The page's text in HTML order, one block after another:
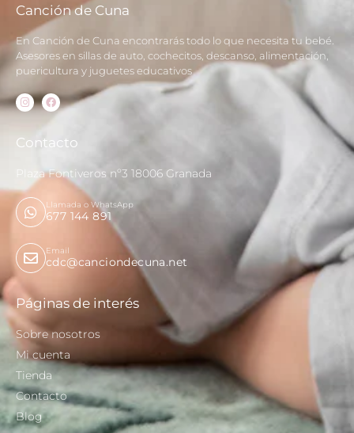
Canción de Cuna
En Canción de Cuna encontrarás todo lo que necesita tu bebé.
Asesores en sillas de auto, cochecitos, descanso, alimentación,
puericultura y juguetes educativos
Contacto
Plaza Fontiveros nº3 18006 Granada
Llamada o WhatsApp
677 144 891
Email
cdc@canciondecuna.net
Páginas de interés
Sobre nosotros
Mi cuenta
Tienda
Contacto
Blog